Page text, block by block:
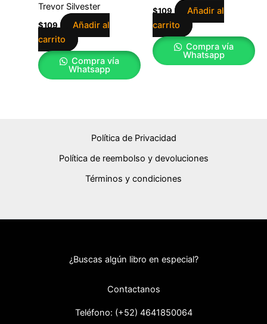
Trevor Silvester
$109
Añadir al
carrito
Compra vía
Whatsapp
$109
Añadir al
carrito
Compra vía
Whatsapp
Política de Privacidad
Política de reembolso y devoluciones
Términos y condiciones
¿Buscas algún libro en especial?
Contactanos
Teléfono: (+52) 4641850064